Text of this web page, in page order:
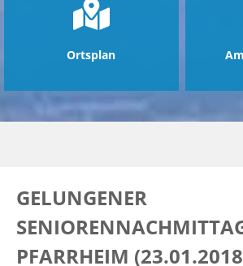
Ortsplan
GELUNGENER
PFARRHEIM